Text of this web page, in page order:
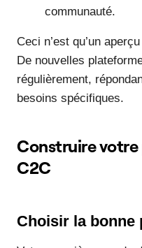
communauté.
Ceci n’est qu’un
De nouvelles
régulièrement,
besoins spécifiques.
Construire votre
C2C
Choisir la bonne